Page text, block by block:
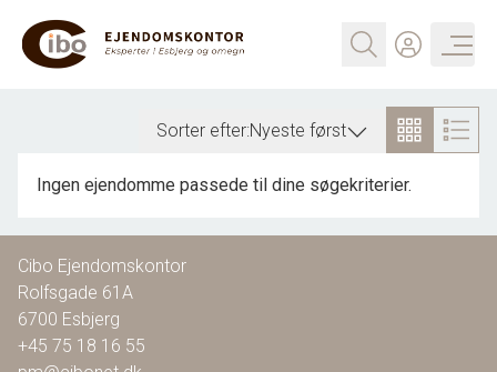
Sorter efter:Nyeste først
Ingen ejendomme passede til dine søgekriterier.
Cibo Ejendomskontor
Rolfsgade 61A
6700 Esbjerg
+45 75 18 16 55